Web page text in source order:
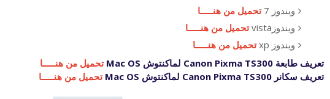
ويندوز 7
تحميل من هنـــــا
ويندوزvista
تحميل من هنـــــا
ويندوز xp
تحميل من هنـــــا
تعريف طابعة Canon Pixma TS300 لماكنتوش Mac OS
تحميل من هنـــــا
تعريف سكانر Canon Pixma TS300 لماكنتوش Mac OS
تحميل من هنـــــا